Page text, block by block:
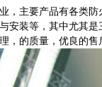
，主要产品有各类
安装等，其中尤其
，的质量，优良的售